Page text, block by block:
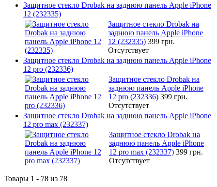
Защитное стекло Drobak на заднюю панель Apple iPhone
12 (232335)
Защитное стекло Drobak на
заднюю панель Apple iPhone
12 (232335) 399 грн.
Отсутствует
Защитное стекло Drobak на заднюю панель Apple iPhone
12 pro (232336)
Защитное стекло Drobak на
заднюю панель Apple iPhone
12 pro (232336) 399 грн.
Отсутствует
Защитное стекло Drobak на заднюю панель Apple iPhone
12 pro max (232337)
Защитное стекло Drobak на
заднюю панель Apple iPhone
12 pro max (232337) 399 грн.
Отсутствует
Товары 1 - 78 из 78